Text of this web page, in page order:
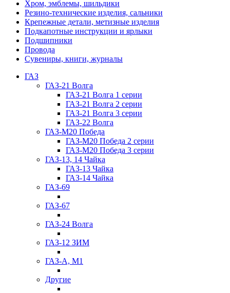
Хром, эмблемы, шильдики
Резино-технические изделия, сальники
Крепежные детали, метизные изделия
Подкапотные инструкции и ярлыки
Подшипники
Провода
Сувениры, книги, журналы
ГАЗ
ГАЗ-21 Волга
ГАЗ-21 Волга 1 серии
ГАЗ-21 Волга 2 серии
ГАЗ-21 Волга 3 серии
ГАЗ-22 Волга
ГАЗ-М20 Победа
ГАЗ-М20 Победа 2 серии
ГАЗ-М20 Победа 3 серии
ГАЗ-13, 14 Чайка
ГАЗ-13 Чайка
ГАЗ-14 Чайка
ГАЗ-69
ГАЗ-67
ГАЗ-24 Волга
ГАЗ-12 ЗИМ
ГАЗ-А, М1
Другие